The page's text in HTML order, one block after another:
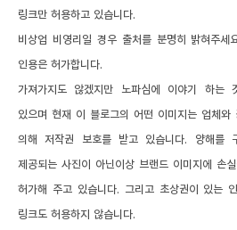
링크만 허용하고 있습니다.
비상업 비영리일 경우 출처를 분명히 밝혀주
인용은 허가합니다.
가져가지도 않겠지만 노파심에 이야기 하는
있으며 현재 이 블로그의 어떤 이미지는 업체와
의해 저작권 보호를 받고 있습니다. 양해를
제공되는 사진이 아닌이상 브랜드 이미지에 손
허가해 주고 있습니다. 그리고 초상권이 있는
링크도 허용하지 않습니다.